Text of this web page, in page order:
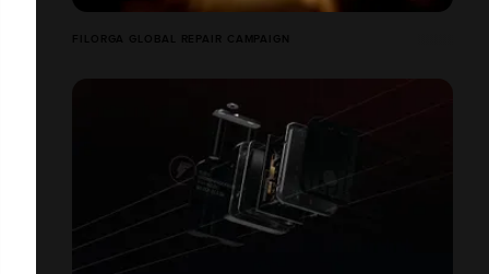
FILORGA GLOBAL REPAIR CAMPAIGN